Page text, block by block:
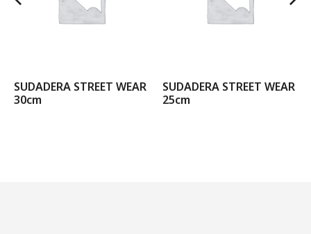
SUDADERA STREET WEAR
30cm
SUDADERA STREET WEAR
25cm